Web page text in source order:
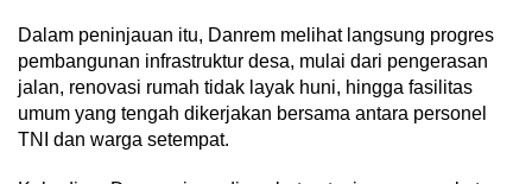
Dalam peninjauan itu, Danrem melihat langsung progres
pembangunan infrastruktur desa, mulai dari pengerasan
jalan, renovasi rumah tidak layak huni, hingga fasilitas
umum yang tengah dikerjakan bersama antara personel
TNI dan warga setempat.